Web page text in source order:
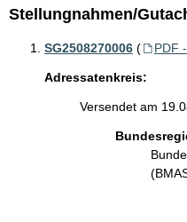
Stellungnahmen/
SG2508270006 ( PDF
Adressatenkreis:
Versendet am